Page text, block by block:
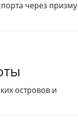
через призму
островов и